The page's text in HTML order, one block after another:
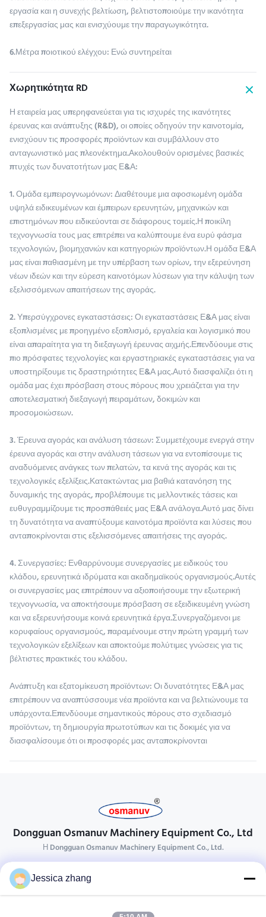
εργασία και η συνεχής βελτίωση, βελτιστοποιούμε την ικανότητα
επεξεργασίας μας και ενισχύουμε την παραγωγικότητα.
6.Μέτρα ποιοτικού ελέγχου: Ενώ συντηρείται
Χωρητικότητα RD
Η εταιρεία μας υπερηφανεύεται για τις ισχυρές της ικανότητες
έρευνας και ανάπτυξης (R&D), οι οποίες οδηγούν την καινοτομία,
ενισχύουν τις προσφορές προϊόντων και συμβάλλουν στο
ανταγωνιστικό μας πλεονέκτημα.Ακολουθούν ορισμένες βασικές
πτυχές των δυνατοτήτων μας Ε&Α:
1. Ομάδα εμπειρογνωμόνων: Διαθέτουμε μια αφοσιωμένη ομάδα
υψηλά ειδικευμένων και έμπειρων ερευνητών, μηχανικών και
επιστημόνων που ειδικεύονται σε διάφορους τομείς.Η ποικίλη
τεχνογνωσία τους μας επιτρέπει να καλύπτουμε ένα ευρύ φάσμα
τεχνολογιών, βιομηχανιών και κατηγοριών προϊόντων.Η ομάδα Ε&Α
μας είναι παθιασμένη με την υπέρβαση των ορίων, την εξερεύνηση
νέων ιδεών και την εύρεση καινοτόμων λύσεων για την κάλυψη των
εξελισσόμενων απαιτήσεων της αγοράς.
2. Υπερσύγχρονες εγκαταστάσεις: Οι εγκαταστάσεις Ε&Α μας είναι
εξοπλισμένες με προηγμένο εξοπλισμό, εργαλεία και λογισμικό που
είναι απαραίτητα για τη διεξαγωγή έρευνας αιχμής.Επενδύουμε στις
πιο πρόσφατες τεχνολογίες και εργαστηριακές εγκαταστάσεις για να
υποστηρίξουμε τις δραστηριότητες Ε&Α μας.Αυτό διασφαλίζει ότι η
ομάδα μας έχει πρόσβαση στους πόρους που χρειάζεται για την
αποτελεσματική διεξαγωγή πειραμάτων, δοκιμών και
προσομοιώσεων.
3. Έρευνα αγοράς και ανάλυση τάσεων: Συμμετέχουμε ενεργά στην
έρευνα αγοράς και στην ανάλυση τάσεων για να εντοπίσουμε τις
αναδυόμενες ανάγκες των πελατών, τα κενά της αγοράς και τις
τεχνολογικές εξελίξεις.Κατακτώντας μια βαθιά κατανόηση της
δυναμικής της αγοράς, προβλέπουμε τις μελλοντικές τάσεις και
ευθυγραμμίζουμε τις προσπάθειές μας Ε&Α ανάλογα.Αυτό μας δίνει
τη δυνατότητα να αναπτύξουμε καινοτόμα προϊόντα και λύσεις που
ανταποκρίνονται στις εξελισσόμενες απαιτήσεις της αγοράς.
4. Συνεργασίες: Ενθαρρύνουμε συνεργασίες με ειδικούς του
κλάδου, ερευνητικά ιδρύματα και ακαδημαϊκούς οργανισμούς.Αυτές
οι συνεργασίες μας επιτρέπουν να αξιοποιήσουμε την εξωτερική
τεχνογνωσία, να αποκτήσουμε πρόσβαση σε εξειδικευμένη γνώση
και να εξερευνήσουμε κοινά ερευνητικά έργα.Συνεργαζόμενοι με
κορυφαίους οργανισμούς, παραμένουμε στην πρώτη γραμμή των
τεχνολογικών εξελίξεων και αποκτούμε πολύτιμες γνώσεις για τις
βέλτιστες πρακτικές του κλάδου.
Ανάπτυξη και εξατομίκευση προϊόντων: Οι δυνατότητες Ε&Α μας
επιτρέπουν να αναπτύσσουμε νέα προϊόντα και να βελτιώνουμε τα
υπάρχοντα.Επενδύουμε σημαντικούς πόρους στο σχεδιασμό
προϊόντων, τη δημιουργία πρωτοτύπων και τις δοκιμές για να
διασφαλίσουμε ότι οι προσφορές μας ανταποκρίνονται
Dongguan Osmanuv Machinery Equipment Co., Ltd
Η Dongguan Osmanuv Machinery Equipment Co., Ltd.
28 δεύτερος ο βιομηχανικός, wei Liu chong, Wanjiang,
DongGuan, Guangdong, Κίνα
Jessica zhang